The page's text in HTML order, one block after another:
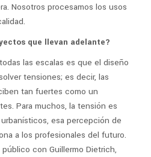
Nosotros procesamos los usos
que llevan adelante?
las escalas es que el diseño
tensiones; es decir, las
tan fuertes como un
Para muchos, la tensión es
esa percepción de
a los profesionales del futuro.
con Guillermo Dietrich,